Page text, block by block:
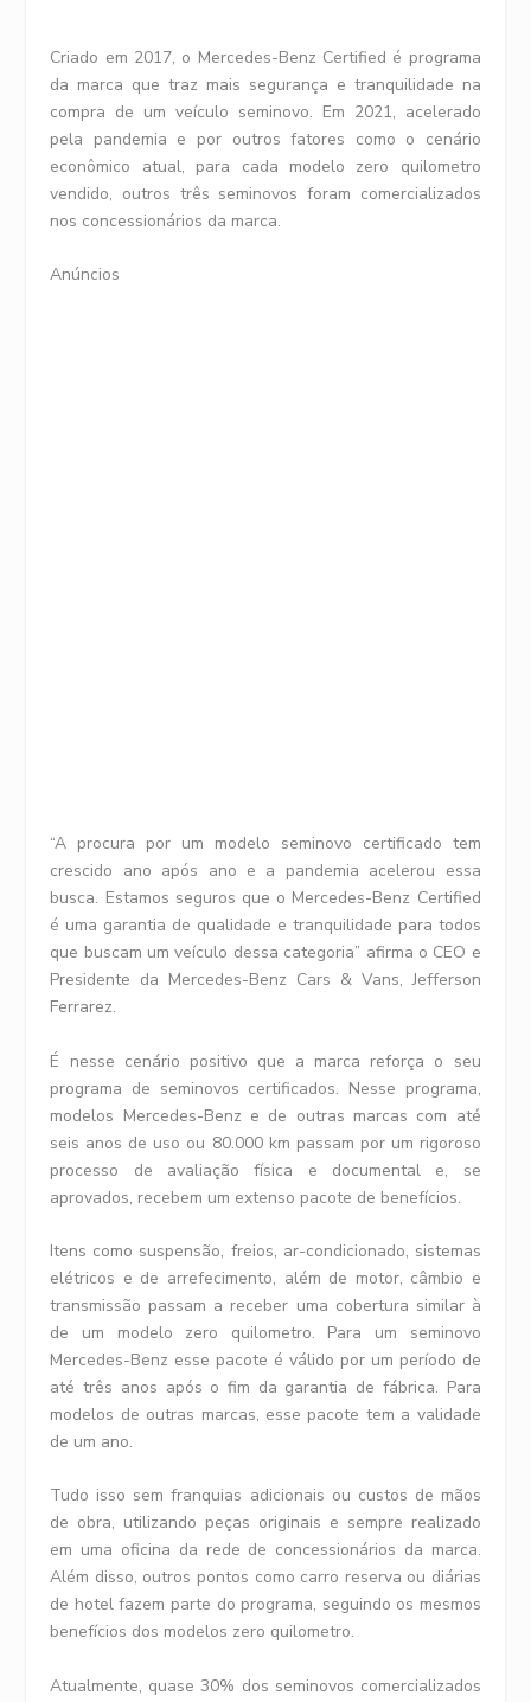
Criado em 2017, o Mercedes-Benz Certified é programa
da marca que traz mais segurança e tranquilidade na
compra de um veículo seminovo. Em 2021, acelerado
pela pandemia e por outros fatores como o cenário
econômico atual, para cada modelo zero quilometro
vendido, outros três seminovos foram comercializados
nos concessionários da marca.
Anúncios
“A procura por um modelo seminovo certificado tem
crescido ano após ano e a pandemia acelerou essa
busca. Estamos seguros que o Mercedes-Benz Certified
é uma garantia de qualidade e tranquilidade para todos
que buscam um veículo dessa categoria” afirma o CEO e
Presidente da Mercedes-Benz Cars & Vans, Jefferson
Ferrarez.
É nesse cenário positivo que a marca reforça o seu
programa de seminovos certificados. Nesse programa,
modelos Mercedes-Benz e de outras marcas com até
seis anos de uso ou 80.000 km passam por um rigoroso
processo de avaliação física e documental e, se
aprovados, recebem um extenso pacote de benefícios.
Itens como suspensão, freios, ar-condicionado, sistemas
elétricos e de arrefecimento, além de motor, câmbio e
transmissão passam a receber uma cobertura similar à
de um modelo zero quilometro. Para um seminovo
Mercedes-Benz esse pacote é válido por um período de
até três anos após o fim da garantia de fábrica. Para
modelos de outras marcas, esse pacote tem a validade
de um ano.
Tudo isso sem franquias adicionais ou custos de mãos
de obra, utilizando peças originais e sempre realizado
em uma oficina da rede de concessionários da marca.
Além disso, outros pontos como carro reserva ou diárias
de hotel fazem parte do programa, seguindo os mesmos
benefícios dos modelos zero quilometro.
Atualmente, quase 30% dos seminovos comercializados